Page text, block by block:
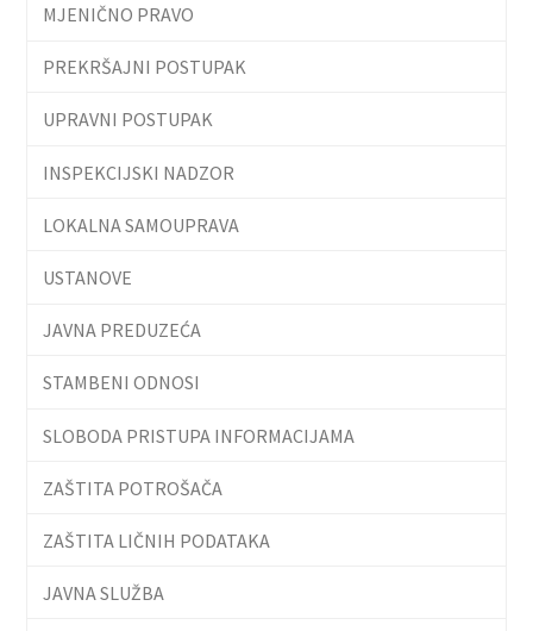
MJENIČNO PRAVO
PREKRŠAJNI POSTUPAK
UPRAVNI POSTUPAK
INSPEKCIJSKI NADZOR
LOKALNA SAMOUPRAVA
USTANOVE
JAVNA PREDUZEĆA
STAMBENI ODNOSI
SLOBODA PRISTUPA INFORMACIJAMA
ZAŠTITA POTROŠAČA
ZAŠTITA LIČNIH PODATAKA
JAVNA SLUŽBA